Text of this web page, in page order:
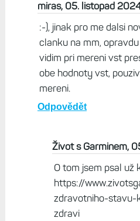
Život s Garminem, 05.
Jo, Marek, to je datový
2000 MobilManii zakládali...
Odpovědět
miras, 05. listopad
:-), jinak pro me dalsi
clanku na mm,
vidim pri mereni vst